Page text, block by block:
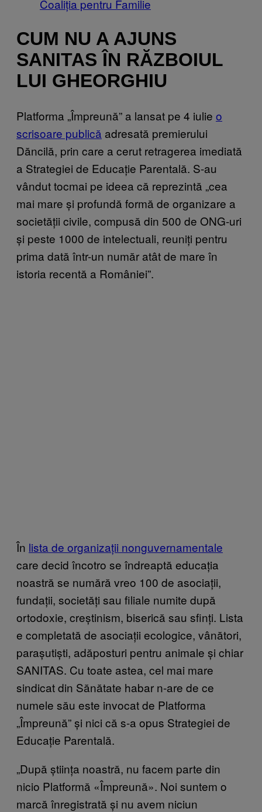
Coaliția pentru Familie
CUM NU A AJUNS
SANITAS ÎN RĂZBOIUL
LUI GHEORGHIU
Platforma „Împreună” a lansat pe 4 iulie o
scrisoare publică adresată premierului
Dăncilă, prin care a cerut retragerea imediată
a Strategiei de Educație Parentală. S-au
vândut tocmai pe ideea că reprezintă „cea
mai mare și profundă formă de organizare a
societății civile, compusă din 500 de ONG-uri
și peste 1000 de intelectuali, reuniți pentru
prima dată într-un număr atât de mare în
istoria recentă a României”.
În lista de organizații nonguvernamentale
care decid încotro se îndreaptă educația
noastră se numără vreo 100 de asociații,
fundații, societăți sau filiale numite după
ortodoxie, creștinism, biserică sau sfinți. Lista
e completată de asociații ecologice, vânători,
parașutiști, adăposturi pentru animale și chiar
SANITAS. Cu toate astea, cel mai mare
sindicat din Sănătate habar n-are de ce
numele său este invocat de Platforma
„Împreună” și nici că s-a opus Strategiei de
Educație Parentală.
„După știința noastră, nu facem parte din
nicio Platformă «Împreună». Noi suntem o
marcă înregistrată și nu avem niciun